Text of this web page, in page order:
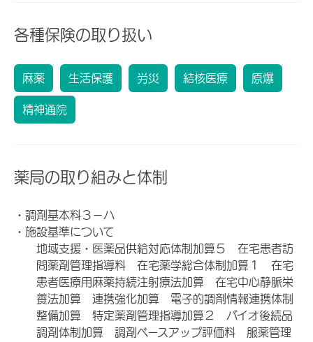
各種保険の取り扱い
麻薬 生活保護 労災 結核医療 原爆
精神通院
薬局の取り組みと体制
・調剤基本料３－ハ
・施設基準について
地域支援・医薬品供給対応体制加算５ 在宅患者訪
問薬剤管理指導料 在宅薬学総合体制加算１ 在宅
患者医療用麻薬持続注射療法加算 在宅中心静脈栄
養法加算 連携強化加算 電子的調剤情報連携体制
整備加算 特定薬剤管理指導加算２ バイオ後続品
調剤体制加算 調剤ベースアップ評価料 服薬管理